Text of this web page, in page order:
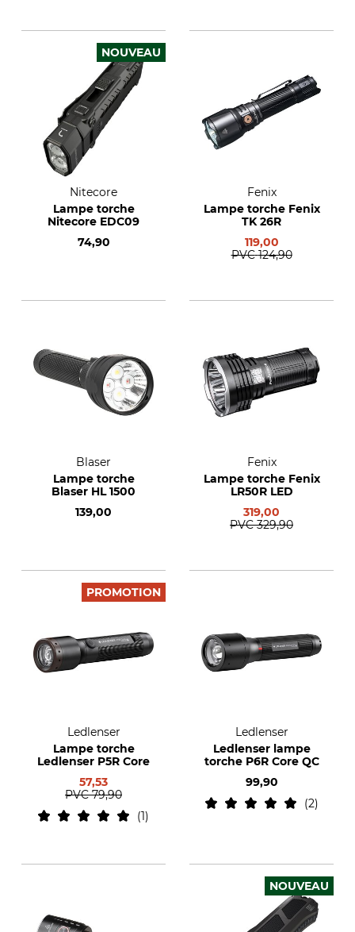
NOUVEAU
Nitecore
Lampe torche
Nitecore EDC09
74,90
Fenix
Lampe torche Fenix
TK 26R
119,00
PVC 124,90
Blaser
Lampe torche
Blaser HL 1500
139,00
Fenix
Lampe torche Fenix
LR50R LED
319,00
PVC 329,90
PROMOTION
Ledlenser
Lampe torche
Ledlenser P5R Core
57,53
PVC 79,90
1
Ledlenser
Ledlenser lampe
torche P6R Core QC
99,90
2
NOUVEAU